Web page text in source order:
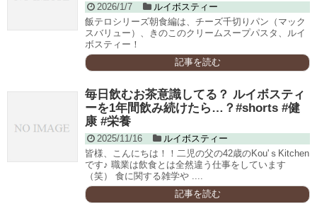
2026/1/7
ルイボスティー
飯テロシリーズ朝食編は、チーズ千切りパン（マック
スバリュー）、きのこのクリームスープパスタ、ルイ
ボスティー！
記事を読む
毎日飲むお茶意識してる？ ルイボスティ
ーを1年間飲み続けたら…？#shorts #健
康 #栄養
2025/11/16
ルイボスティー
皆様、こんにちは！！二児の父の42歳のKou'ｓKitchen
です♪ 職業は飲食とは全然違う仕事をしています
（笑） 食に関する雑学や ....
記事を読む